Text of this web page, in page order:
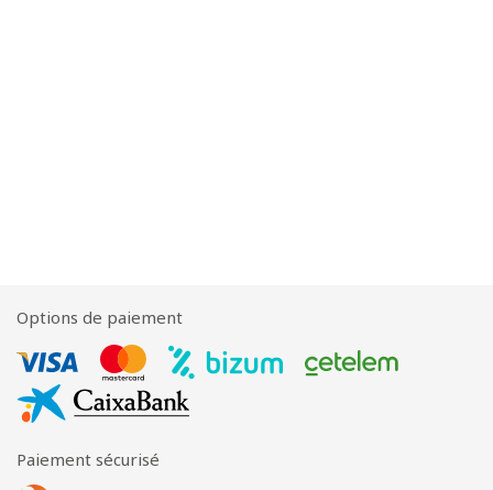
Options de paiement
Paiement sécurisé